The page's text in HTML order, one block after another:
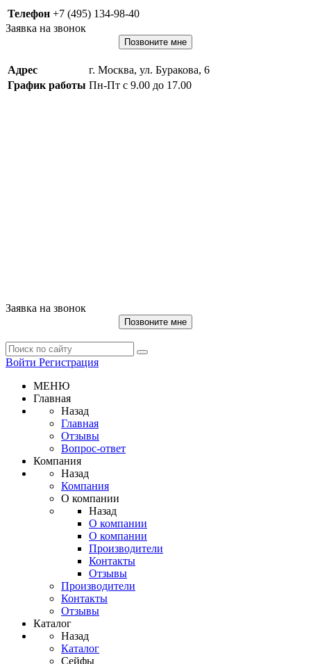
Телефон +7 (495) 134-98-40
Заявка на звонок
Позвоните мне
Адрес
г. Москва, ул. Буракова, 6
График работы Пн-Пт с 9.00 до 17.00
Заявка на звонок
Позвоните мне
Войти Регистрация
МЕНЮ
Главная
Назад
Главная
Отзывы
Вопрос-ответ
Компания
Назад
Компания
О компании
Назад
О компании
О компании
Производители
Контакты
Отзывы
Производители
Контакты
Отзывы
Каталог
Назад
Каталог
Сейфы